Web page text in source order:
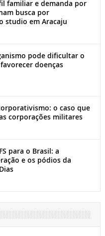
familiar e demanda por
busca por
studio em Aracaju
pode dificultar o
doenças
o caso que
corporações militares
para o Brasil: a
e os pódios da